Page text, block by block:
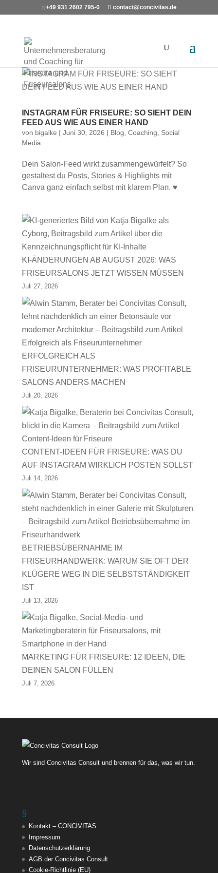
+49 931 2602 795-0 contact@concivitas.de
INSTAGRAM FÜR FRISEURE: SO SIEHT DEIN
FEED AUS WIE AUS EINER HAND
von bigalke | Juni 30, 2026 | Blog Coaching
Social
Media
Dein Salon-Feed wirkt zusammengewürfelt? So
gestaltest du Posts, Stories & Highlights mit
Canva ganz einfach selbst mit klarem Plan. ♥
KI-ÄNDERUNGEN AB AUGUST 2026: WAS
FRISEURSALONS JETZT WISSEN MÜSSEN
Juli 27, 2026
ERFOLGREICH ALS
FRISEURUNTERNEHMER: WAS PROFITABLE
SALONS ANDERS MACHEN
Juli 20, 2026
CONTENT-IDEEN FÜR FRISEURE: WAS DU
AUF INSTAGRAM WIRKLICH POSTEN SOLLST
Juli 14, 2026
BETRIEBSÜBERNAHME IM
FRISEURHANDWERK: WARUM SIE OFT DER
KLÜGERE WEG IN DIE SELBSTSTÄNDIGKEIT
IST
Juli 13, 2026
MARKETING FÜR FRISEURE: 12 IDEEN, DIE
DEINEN SALON FÜLLEN
Juli 7, 2026
Wir sind Concivitas Consult und brennen für das, was wir tun.
§
Kontakt – CONCIVITAS
Impressum
Datenschutzerklärung
AGB der Concivitas Consult
Cookie-Richtlinie (EU)